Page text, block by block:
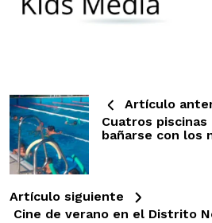
Artículo
Cuatros piscinas
bañarse con los
Artículo siguiente
Cine de verano en el Distrito